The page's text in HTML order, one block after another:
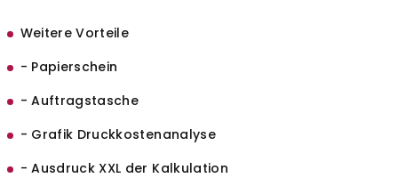
Weitere Vorteile
- Papierschein
- Auftragstasche
- Grafik Druckkostenanalyse
- Ausdruck XXL der Kalkulation